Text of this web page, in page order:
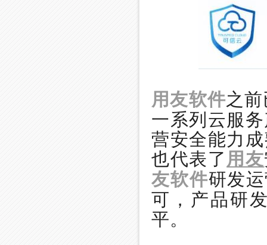
用友软件之
一系列云服
营安全能力
也代表了用友
友软件研发
可，产品研
平。